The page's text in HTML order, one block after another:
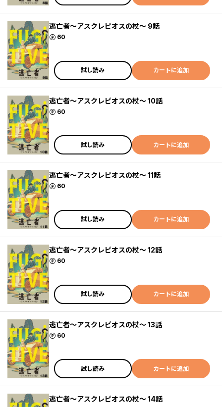
逃亡者～アスクレピオスの杖～ 9話
60
ポイント
試し読み カートに追加
逃亡者～アスクレピオスの杖～ 10話
60
ポイント
試し読み カートに追加
逃亡者～アスクレピオスの杖～ 11話
60
ポイント
試し読み カートに追加
逃亡者～アスクレピオスの杖～ 12話
60
ポイント
試し読み カートに追加
逃亡者～アスクレピオスの杖～ 13話
60
ポイント
試し読み カートに追加
逃亡者～アスクレピオスの杖～ 14話